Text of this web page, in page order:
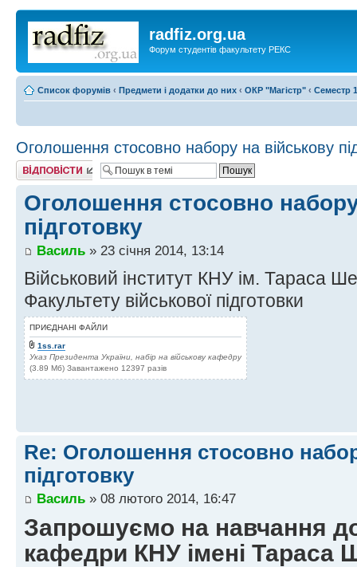
radfiz.org.ua
Форум студентів факультету РЕКС
Список форумів ‹ Предмети і додатки до них ‹ ОКР "Магістр" ‹ Семестр
Оголошення стосовно набору на військову
Відповісти
Оголошення стосовно
підготовку
Василь » 23 січня 2014, 13:14
Військовий інститут КНУ ім. Тараса
Факультету військової підготовки
ПРИЄДНАНІ ФАЙЛИ
1ss.rar
Указ Президента України, набір на військову кафедру
(3.89 Мб) Завантажено 12397 разів
Re: Оголошення стосовно
підготовку
Василь » 08 лютого 2014, 16:47
Запрошуємо на навчання до
кафедри КНУ імені Тараса